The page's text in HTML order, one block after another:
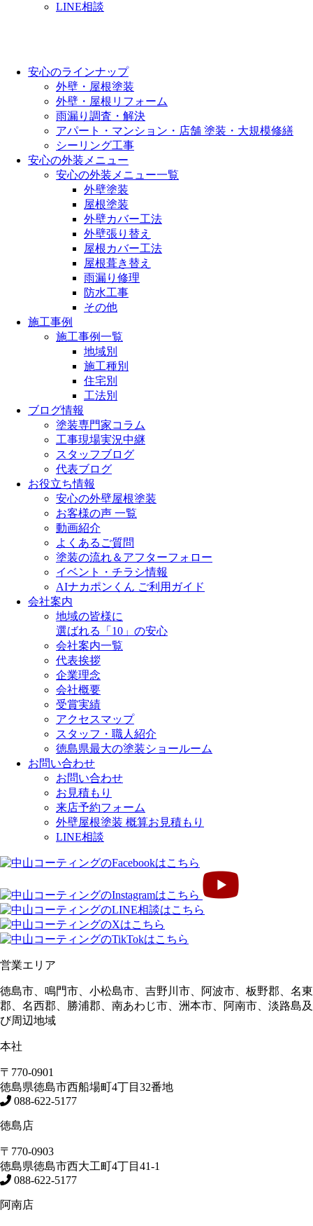
LINE相談
安心のラインナップ
外壁・屋根塗装
外壁・屋根リフォーム
雨漏り調査・解決
アパート・マンション・店舗 塗装・大規模修繕
シーリング工事
安心の外装メニュー
安心の外装メニュー一覧
外壁塗装
屋根塗装
外壁カバー工法
外壁張り替え
屋根カバー工法
屋根葺き替え
雨漏り修理
防水工事
その他
施工事例
施工事例一覧
地域別
施工種別
住宅別
工法別
ブログ情報
塗装専門家コラム
工事現場実況中継
スタッフブログ
代表ブログ
お役立ち情報
安心の外壁屋根塗装
お客様の声 一覧
動画紹介
よくあるご質問
塗装の流れ＆アフターフォロー
イベント・チラシ情報
AIナカポンくん ご利用ガイド
会社案内
地域の皆様に
選ばれる「10」の安心
会社案内一覧
代表挨拶
企業理念
会社概要
受賞実績
アクセスマップ
スタッフ・職人紹介
徳島県最大の塗装ショールーム
お問い合わせ
お問い合わせ
お見積もり
来店予約フォーム
外壁屋根塗装 概算お見積もり
LINE相談
営業エリア
徳島市、鳴門市、小松島市、吉野川市、阿波市、板野郡、名東
郡、名西郡、勝浦郡、南あわじ市、洲本市、阿南市、淡路島及
び周辺地域
本社
〒770-0901
徳島県徳島市西船場町4丁目32番地
088-622-5177
徳島店
〒770-0903
徳島県徳島市西大工町4丁目41-1
088-622-5177
阿南店